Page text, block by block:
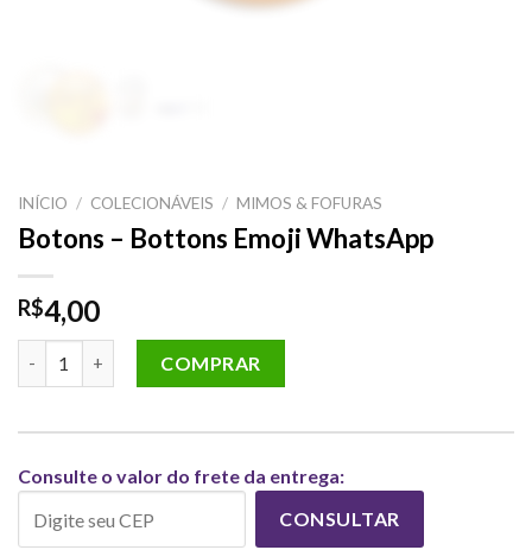
INÍCIO / COLECIONÁVEIS / MIMOS & FOFURAS
Botons – Bottons Emoji WhatsApp
R$4,00
COMPRAR
Consulte o valor do frete da entrega:
CONSULTAR